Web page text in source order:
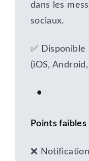
dans les
sociaux.
✅
(iOS,
Points faibles
❌